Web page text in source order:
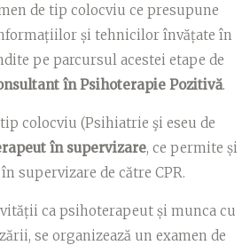
de tip colocviu ce presupune
și tehnicilor învățate în
pe parcursul acestei etape de
în Psihoterapie Pozitivă.
colocviu (Psihiatrie şi eseu de
în supervizare, ce permite și
supervizare de către CPR.
ca psihoterapeut și munca cu
se organizează un examen de